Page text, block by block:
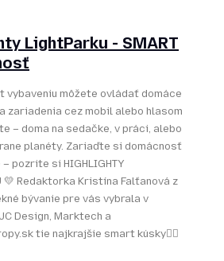
LightParku - SMART
vybaveniu môžete ovládať domáce
zariadenia cez mobil alebo hlasom
– doma na sedačke, v práci, alebo
planéty. Zariaďte si domácnosť
pozrite si HIGHLIGHTY
💛 Redaktorka Kristína Falťanová z
bývanie pre vás vybrala v
Design, Marktech a
tie najkrajšie smart kúsky👌🏻